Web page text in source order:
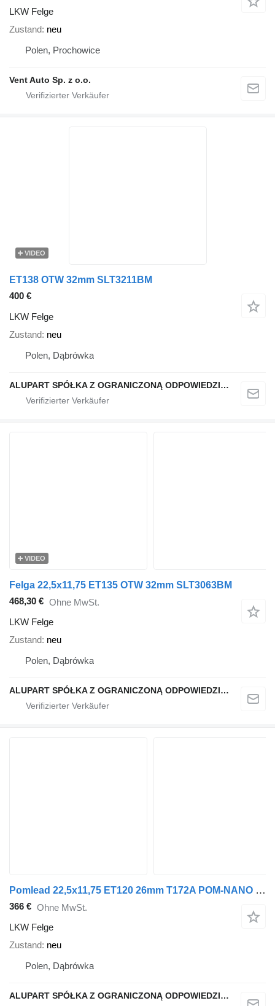
LKW Felge
Zustand neu
Polen, Prochowice
Vent Auto Sp. z o.o.
VIDEO
ET138 OTW 32mm SLT3211BM
400 €
LKW Felge
Zustand neu
Polen, Dąbrówka
ALUPART SPÓŁKA Z OGRANICZONĄ ODPOWIEDZIALNOŚCIĄ
VIDEO
Felga 22,5x11,75 ET135 OTW 32mm SLT3063BM
468,30 € Ohne MwSt.
LKW Felge
Zustand neu
Polen, Dąbrówka
ALUPART SPÓŁKA Z OGRANICZONĄ ODPOWIEDZIALNOŚCIĄ
Pomlead 22,5x11,75 ET120 26mm T172A POM-NANO (dura bright)
366 € Ohne MwSt.
LKW Felge
Zustand neu
Polen, Dąbrówka
ALUPART SPÓŁKA Z OGRANICZONĄ ODPOWIEDZIALNOŚCIĄ